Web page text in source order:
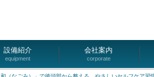
設備紹介
equipment
会社案内
corporate